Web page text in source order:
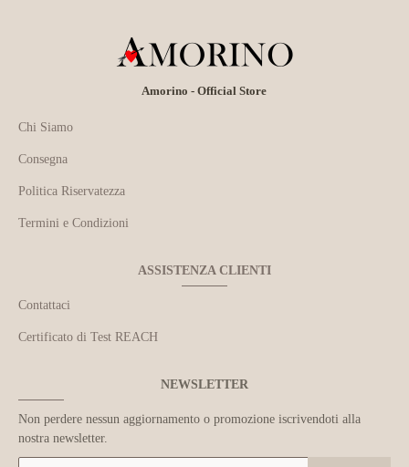
Amorino - Official Store
Chi Siamo
Consegna
Politica Riservatezza
Termini e Condizioni
ASSISTENZA CLIENTI
Contattaci
Certificato di Test REACH
NEWSLETTER
Non perdere nessun aggiornamento o promozione iscrivendoti alla
nostra newsletter.